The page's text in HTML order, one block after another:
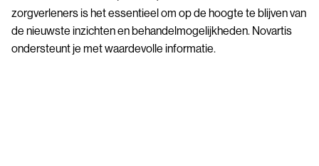
zorgverleners is het essentieel om op de hoogte te blijven van
de nieuwste inzichten en behandelmogelijkheden. Novartis
ondersteunt je met waardevolle informatie.